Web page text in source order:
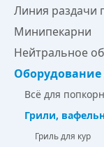
Линия раздачи
Минипекарни
Нейтральное
Всё для
Грили,
Гриль для кур